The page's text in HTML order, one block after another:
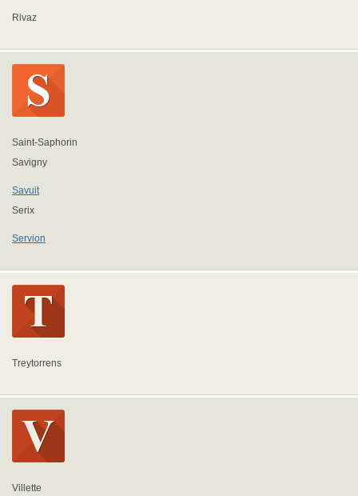
Rivaz
Saint-Saphorin
Savigny
Savuit
Serix
Servion
Treytorrens
Villette